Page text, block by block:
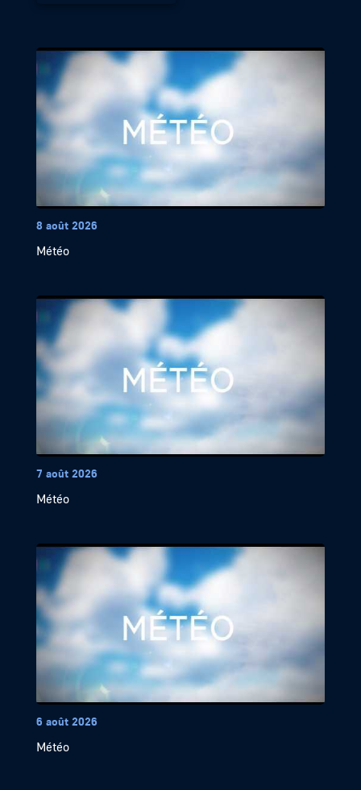
8 août 2026
Météo
7 août 2026
Météo
6 août 2026
Météo